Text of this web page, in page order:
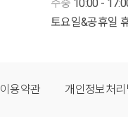
주중 10:00 -
토요일&공휴일
이용약관 개인정보처리